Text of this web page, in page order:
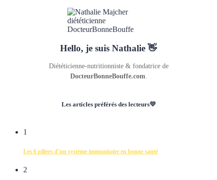
Hello, je suis Nathalie 👋
Diététicienne-nutritionniste & fondatrice de
DocteurBonneBouffe.com
Les articles préférés des lecteurs💛
1
Les 6 piliers d’un système immunitaire en bonne santé
2